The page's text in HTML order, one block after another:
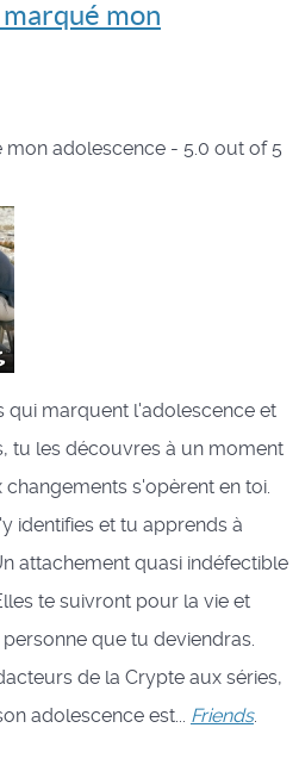
mon
mon adolescence- 5.0 out of 5
qui marquent l'adolescence et
tu les découvres à un moment
s'opèrent en toi.
identifies et tu apprends à
attachement quasi indéfectible
te suivront pour la vie et
que tu deviendras.
de la Crypte aux séries,
adolescence est... Friends.